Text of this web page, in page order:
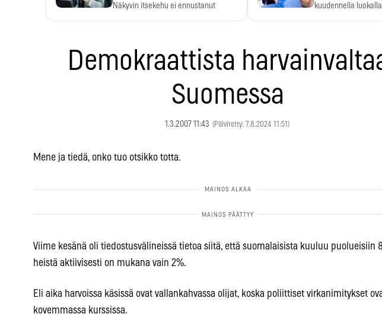
Näkyvin itsekehu ei ennustanut
kuudennella
Demokraattista
Suomessa
1.3.2007 11:43 (Päivitetty: 7.8.2024 11:51)
Mene ja tiedä, onko tuo otsikko totta.
Viime kesänä oli tiedostusvälineissä tietoa siitä, että suomalaisista kuuluu puolueisiin
heistä aktiivisesti on mukana vain 2%.
Eli aika harvoissa käsissä ovat vallankahvassa olijat, koska poliittiset virkanimitykset
kovemmassa kurssissa.